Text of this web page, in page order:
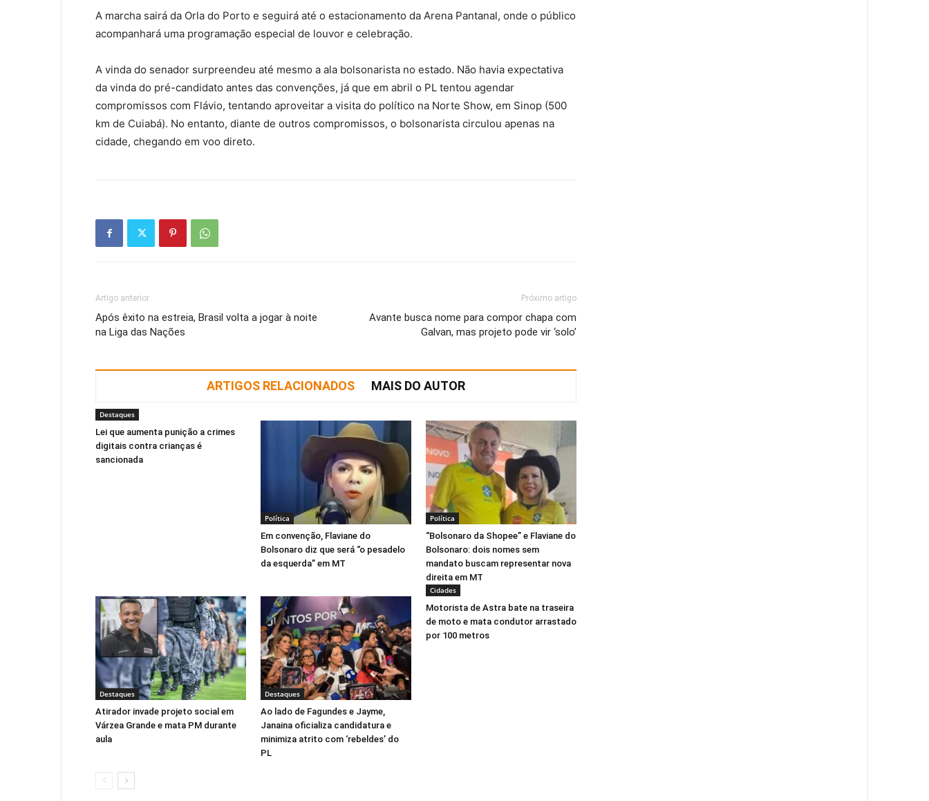
A marcha sairá da Orla do Porto e seguirá até o estacionamento da Arena Pantanal, onde o público
acompanhará uma programação especial de louvor e celebração.
A vinda do senador surpreendeu até mesmo a ala bolsonarista no estado. Não havia expectativa
da vinda do pré-candidato antes das convenções, já que em abril o PL tentou agendar
compromissos com Flávio, tentando aproveitar a visita do político na Norte Show, em Sinop (500
km de Cuiabá). No entanto, diante de outros compromissos, o bolsonarista circulou apenas na
cidade, chegando em voo direto.
Artigo anterior
Após êxito na estreia, Brasil volta a jogar à noite
na Liga das Nações
Próximo artigo
Avante busca nome para compor chapa com
Galvan, mas projeto pode vir ‘solo’
ARTIGOS RELACIONADOS MAIS DO AUTOR
Destaques
Lei que aumenta punição a crimes
digitais contra crianças é
sancionada
Política
Em convenção, Flaviane do
Bolsonaro diz que será “o pesadelo
da esquerda” em MT
Política
“Bolsonaro da Shopee” e Flaviane do
Bolsonaro: dois nomes sem
mandato buscam representar nova
direita em MT
Destaques
Atirador invade projeto social em
Várzea Grande e mata PM durante
aula
Destaques
Ao lado de Fagundes e Jayme,
Janaina oficializa candidatura e
minimiza atrito com ‘rebeldes’ do
PL
Cidades
Motorista de Astra bate na traseira
de moto e mata condutor arrastado
por 100 metros